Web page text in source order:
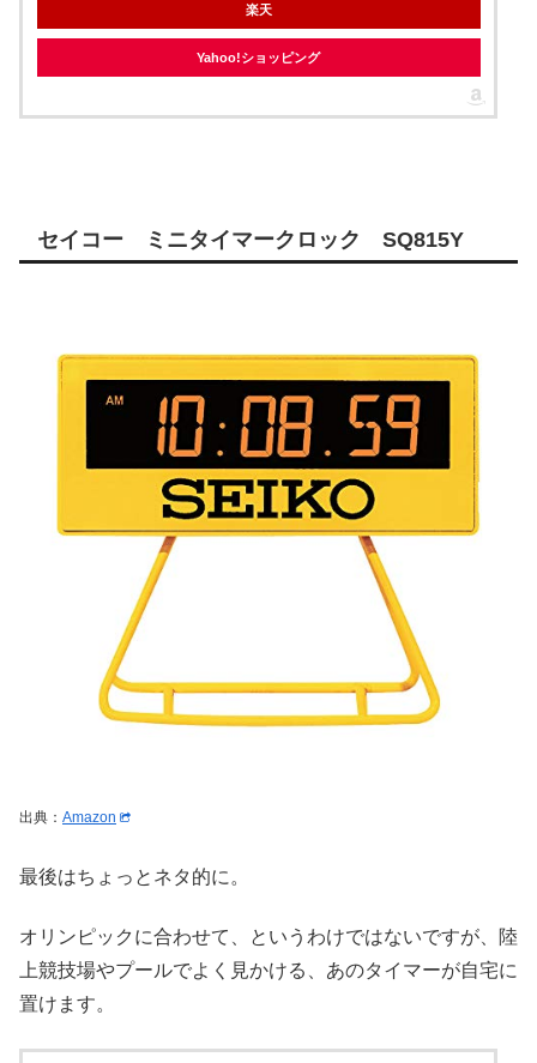
楽天
Yahoo!ショッピング
セイコー ミニタイマークロック SQ815Y
出典： Amazon
最後はちょっとネタ的に。
オリンピックに合わせて、というわけではないですが、陸
上競技場やプールでよく見かける、あのタイマーが自宅に
置けます。